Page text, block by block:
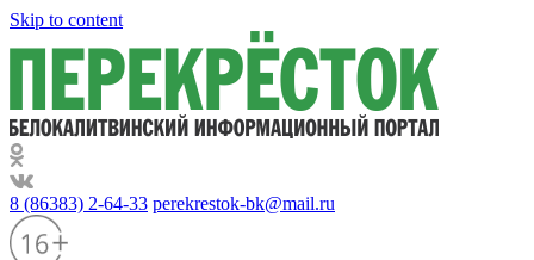
Skip to content
8 (86383) 2-64-33 perekrestok-bk@mail.ru